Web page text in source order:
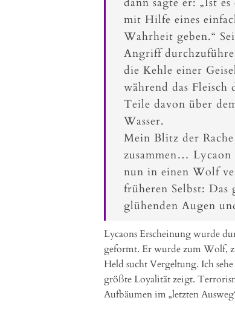
mit Hilfe eines
Wahrheit geben.“
Angriff
die Kehle einer
während das Fleisch
Teile davon über
Wasser.
Mein Blitz der
zusammen…
nun in einen Wolf
früheren Selbst:
glühenden Augen
Lycaons Erscheinung wurde
geformt. Er wurde zum Wolf,
Held sucht Vergeltung. Ich
größte Loyalität zeigt.
Aufbäumen im „letzten